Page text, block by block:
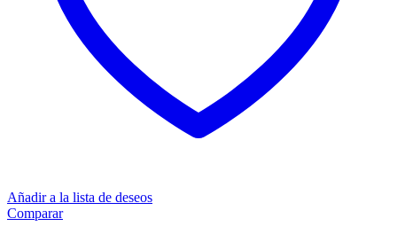
Añadir a la lista de deseos
Comparar